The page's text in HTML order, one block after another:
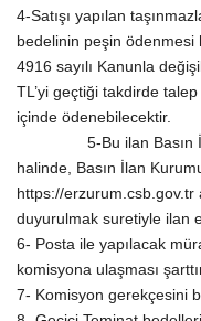
4-Satışı yapılan
bedelinin peşin ödenmesi
4916 sayılı Kanunla
TL’yi geçtiği takdirde
içinde ödenebilecektir.
5-Bu ilan Basın İlan
halinde, Basın İlan
https://erzurum.csb.gov.tr
duyurulmak suretiyle ilan
6- Posta ile yapılacak
komisyona ulaşması
7- Komisyon gerekçesini